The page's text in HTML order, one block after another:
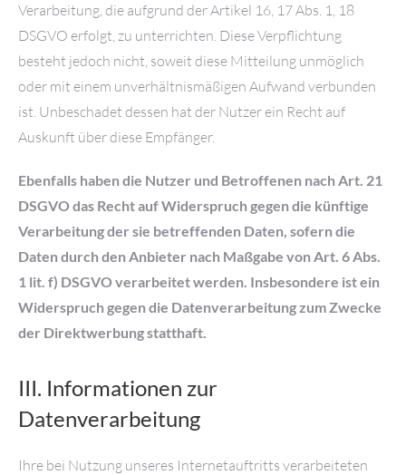
Verarbeitung, die aufgrund der Artikel 16, 17 Abs. 1, 18
DSGVO erfolgt, zu unterrichten. Diese Verpflichtung
besteht jedoch nicht, soweit diese Mitteilung unmöglich
oder mit einem unverhältnismäßigen Aufwand verbunden
ist. Unbeschadet dessen hat der Nutzer ein Recht auf
Auskunft über diese Empfänger.
Ebenfalls haben die Nutzer und Betroffenen nach Art. 21
DSGVO das Recht auf Widerspruch gegen die künftige
Verarbeitung der sie betreffenden Daten, sofern die
Daten durch den Anbieter nach Maßgabe von Art. 6 Abs.
1 lit. f) DSGVO verarbeitet werden. Insbesondere ist ein
Widerspruch gegen die Datenverarbeitung zum Zwecke
der Direktwerbung statthaft.
III. Informationen zur
Datenverarbeitung
Ihre bei Nutzung unseres Internetauftritts verarbeiteten